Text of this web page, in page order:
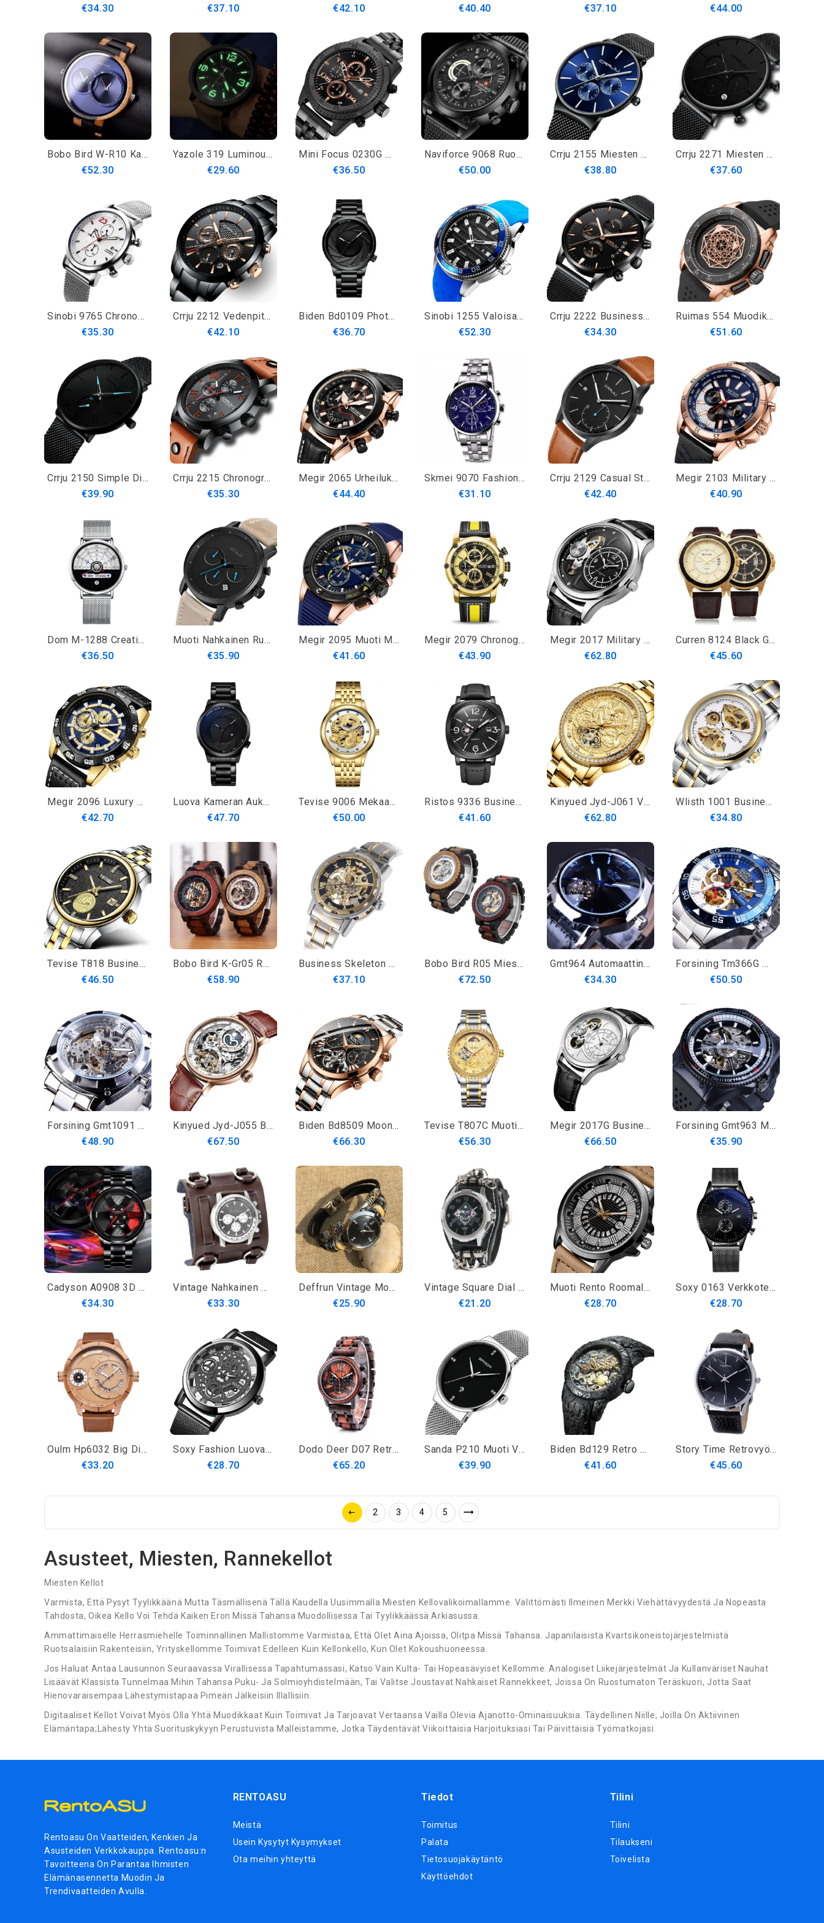
€34.30
€37.10
€42.10
€40.40
€37.10
€44.00
Bobo Bird W-R10 Kahden Aikavyöhykkeen Luova Kello Puiset Naisten Miesten Kvartsikellot
€52.30
Yazole 319 Luminous Pu-Nahkaranneke Miesten Analoginen Urheilurannekello
€29.60
Mini Focus 0230G Muoti Miesten Kello Vedenpitävä Kronografi Monitoiminen Ruostumattomasta Teräksestä Valmistettu Kvartsikello
€36.50
Naviforce 9068 Ruostumattomasta Teräksestä Valmistettu Kvartsikello Vedenpitävä Viikkonäytöllinen Miesten Kello
€50.00
Crrju 2155 Miesten Sininen Kolme Pieni Kellotaulu Kalenteri Muoti Teräshihna Rento Kvartsikello
€38.80
Crrju 2271 Miesten Yksinkertainen Tunnelmallinen Kellotaulu Värillinen Neula Täysverkkoinen Teräsnauha Kvartsikello
€37.60
Sinobi 9765 Chronograph Casual Style Miesten Rannekello Verkkoteräshihna Kvartsikellot
€35.30
Crrju 2212 Vedenpitävä Kalenteri Miesten Kellot Muodikas Ruostumattomasta Teräksestä Valmistettu Kvartsikello
€42.10
Biden Bd0109 Photographer Series Creative Rannekello Ainutlaatuinen Muotoilu Analoginen Kvartsikello
€36.70
Sinobi 1255 Valoisa Vedenpitävä Urheilutyylinen Kvartsikello Silikonihihna Kello Miesten Kellot
€52.30
Crrju 2222 Business Style Musta Verkkovyö Miesten Muoti Täysteräshihna Valoisa Näyttö Kvartsikello
€34.30
Ruimas 554 Muodikkaat Creative Miesten Rannekellot Silikonihihna Kvartsikellot
€51.60
Crrju 2150 Simple Dial Bright Needle Miesten Muoti Kvartsikello
€39.90
Crrju 2215 Chronograph Casual Style Miesten Rannekello Valaisinnäytöllinen Kvartsikello
€35.30
Megir 2065 Urheilukellot Creative Chronograph Quartz Leather Range Miesten Kello
€44.40
Skmei 9070 Fashion Miesten Kvartsikello Casual Steel Business Rannekello
€31.10
Crrju 2129 Casual Style Kalenteri Miesten Rannekellot Nahkahihna Työkellot Kvartsikellot
€42.40
Megir 2103 Military Chronograph Calendar Luminous Miesten Rannekello Nahkahihna Kvartsikello
€40.90
Dom M-1288 Creative Fashion Miesten Kello 3Atm Vedenpitävä Unique Kellotaulu Casual Quartz Watch
€36.50
Muoti Nahkainen Ruostumaton Teräsnauha Yksinkertainen Kellotaulu Päivämääränäyttö Miesten Kvartsikello
€35.90
Megir 2095 Muoti Miesten Kello Chronograph Vedenpitävä Valonäyttö Urheilu Kvartsikello
€41.60
Megir 2079 Chronograph Sport Miesten Kellot Päivämääränäyttö Nahkahihna Kvartsikellot
€43.90
Megir 2017 Military Stay Kvartsikellot Nahkarannekello Kello Mekaaninen Ulkoasu Miesten Kello
€62.80
Curren 8124 Black Gold Date Sport Nahkainen Pyöreä Miesten Rannekello
€45.60
Megir 2096 Luxury Sports Style Chronograph Vedenpitävä Monitoimi Kvartsikello Miesten Rannekello
€42.70
Luova Kameran Aukkokellosarja Eri Hihnat Miesten Muotikello Kvartsikello
€47.70
Tevise 9006 Mekaaninen Kello Miesten Naisten Hollow Dragon Phoenix Pattern Kello Ruostumattomasta Teräksestä
€50.00
Ristos 9336 Business Style Miesten Rannekello Kalenteri Nahka Rannekello Kvartsikello
€41.60
Kinyued Jyd-J061 Vedenpitävä Automaattinen Mekaaninen Kello Dragon Design Steel Band Miesten Kello
€62.80
Wlisth 1001 Business Diamond Teräshihna Luuranko Valaisin Näyttö Miesten Vedenpitävä Automaattinen Mekaaninen Kello
€34.80
Tevise T818 Business Style Automaattinen Mekaaninen Kello Kalenteri Valoisa Miesten Käsikello
€46.50
Bobo Bird K-Gr05 Retro Design Automaattinen Mekaaninen Kello Puinen Miesten Rannekello
€58.90
Business Skeleton Dial Steel Band Vedenpitävä Miesten Automaattinen Mekaaninen Rannekello
€37.10
Bobo Bird R05 Miesten Puiset Valoisat Käsirannekellot Mekaaninen Kello
€72.50
Gmt964 Automaattinen Mekaaninen Kello Läpinäkyvä Luurankokello Miesten Kello
€34.30
Forsining Tm366G Muoti Miesten Automaattikello Ruostumattomasta Teräksestä Valmistettu Mekaaninen Rannekello
€50.50
Forsining Gmt1091 Light Luxury 3Atm Vedenpitävä Valonäyttö Muoti Miesten Mekaaninen Kello
€48.90
Kinyued Jyd-J055 Bisnestyylinen Automaattinen Mekaaninen Kello Aitoa Nahkarankaa Miesten Kellot
€67.50
Biden Bd8509 Moon Phase Automaattinen Mekaaninen Kello Monitoiminen Vedenpitävä Miesten Kello
€66.30
Tevise T807C Muoti Miesten Kello Valoisa Näyttö Ruostumattomasta Teräksestä Valmistettu Mekaaninen Kello
€56.30
Megir 2017G Business Style Miesten Rannekello Ontto Kellotaulu Automaattinen Mekaaninen Kello
€66.50
Forsining Gmt963 Muoti Miesten Kello Silikoninauha Automaattinen Rento Mekaaninen Kello
€35.90
Cadyson A0908 3D Kellotaulu Muodikas Miesten Rannekello Täysteräsnauha Kvartsikello
€34.30
Vintage Nahkainen Miesten Kello Säädettävä Leveysranneke Kolmisolkiinen Kvartsikello
€33.30
Deffrun Vintage Monikerroksinen Miesten Rannekoru Kello Säädettävä Ranne Metalliseos Kotelo Kellotaulu Kvartsikello
€25.90
Vintage Square Dial Miesten Kello Hollow Skull Leather Quartz Watch
€21.20
Muoti Rento Roomalaiset Numerot Luova Kellotaulu Päivämääränäyttö Nahkahihna Miesten Kvartsikello
€28.70
Soxy 0163 Verkkoteräksinen Koristekello Miesten Rannekellot Bisnestyyliset Kvartsikellot
€28.70
Oulm Hp6032 Big Dial Creative Miesten Rannekello Nahkainen Rannekello Kvartsikellot
€33.20
Soxy Fashion Luova Ontto Kellotaulu Ruostumattomasta Teräksestä Valmistettu Miesten Kvartsikello
€28.70
Dodo Deer D07 Retro Puinen Valoisa Päivämääränäyttö Kvartsikello Rannekello Lahjapakkauksella
€65.20
Sanda P210 Muoti Vapaa-Ajan Päivämääränäyttö Vedenpitävä Ruostumattomasta Teräksestä Valmistettu Hihna Vapaa-Ajan Miesten Kvartsikello
€39.90
Biden Bd129 Retro Dragon Kiinalaistyylinen Miesten Rannekello Vedenpitävä Silikoniranneke Kvartsikello
€41.60
Story Time Retrovyö Lehmännahkahihna Ultraohut Miesten Kello Kvartsikello Käänteinen Taaksepäin Kello
€45.60
2 3 4 5
Asusteet, Miesten, Rannekellot
Miesten Kellot
Varmista, Että Pysyt Tyylikkäänä Mutta Täsmällisenä Tällä Kaudella Uusimmalla Miesten Kellovalikoimallamme. Välittömästi Ilmeinen Merkki Viehättävyydestä Ja Nopeasta
Tahdosta, Oikea Kello Voi Tehdä Kaiken Eron Missä Tahansa Muodollisessa Tai Tyylikkäässä Arkiasussa.
Ammattimaiselle Herrasmiehelle Toiminnallinen Mallistomme Varmistaa, Että Olet Aina Ajoissa, Olitpa Missä Tahansa. Japanilaisista Kvartsikoneistojärjestelmistä
Ruotsalaisiin Rakenteisiin, Yrityskellomme Toimivat Edelleen Kuin Kellonkello, Kun Olet Kokoushuoneessa.
Jos Haluat Antaa Lausunnon Seuraavassa Virallisessa Tapahtumassasi, Katso Vain Kulta- Tai Hopeasävyiset Kellomme. Analogiset Liikejärjestelmät Ja Kullanväriset Nauhat
Lisäävät Klassista Tunnelmaa Mihin Tahansa Puku- Ja Solmioyhdistelmään, Tai Valitse Joustavat Nahkaiset Rannekkeet, Joissa On Ruostumaton Teräskuori, Jotta Saat
Hienovaraisempaa Lähestymistapaa Pimeän Jälkeisiin Illallisiin.
Digitaaliset Kellot Voivat Myös Olla Yhtä Muodikkaat Kuin Toimivat Ja Tarjoavat Vertaansa Vailla Olevia Ajanotto-Ominaisuuksia. Täydellinen Niille, Joilla On Aktiivinen
Elämäntapa;Lähesty Yhtä Suorituskykyyn Perustuvista Malleistamme, Jotka Täydentävät Viikoittaisia Harjoituksiasi Tai Päivittäisiä Työmatkojasi.
Rentoasu On Vaatteiden, Kenkien Ja
Asusteiden Verkkokauppa. Rentoasu:n
Tavoitteena On Parantaa Ihmisten
Elämänasennetta Muodin Ja
Trendivaatteiden Avulla.
RENTOASU
Meistä
Usein Kysytyt Kysymykset
Ota meihin yhteyttä
Tiedot
Toimitus
Palata
Tietosuojakäytäntö
Käyttöehdot
Tilini
Tilini
Tilaukseni
Toivelista